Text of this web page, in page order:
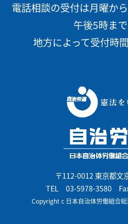
電話相談の受付は月曜か
午後5時まで
地方によって受付時
〒112-0012 東京都文
TEL 03-5978-3580
Copyright c 日本自治体労働組合